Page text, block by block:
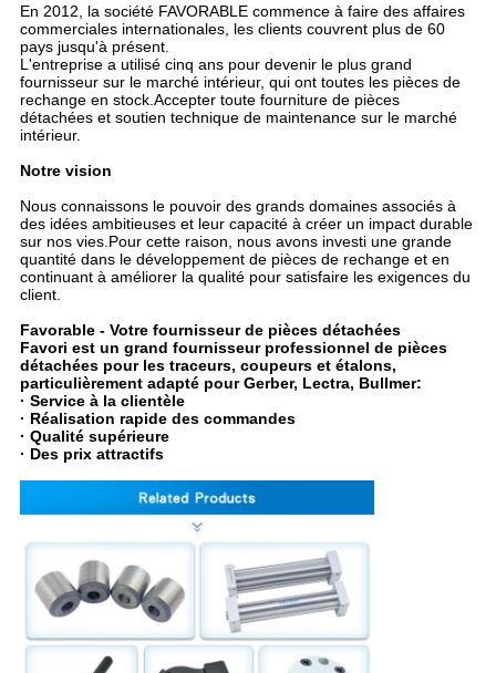
En 2012, la société FAVORABLE commence à faire des affaires
commerciales internationales, les clients couvrent plus de 60
pays jusqu'à présent.
L'entreprise a utilisé cinq ans pour devenir le plus grand
fournisseur sur le marché intérieur, qui ont toutes les pièces de
rechange en stock.Accepter toute fourniture de pièces
détachées et soutien technique de maintenance sur le marché
intérieur.
Notre vision
Nous connaissons le pouvoir des grands domaines associés à
des idées ambitieuses et leur capacité à créer un impact durable
sur nos vies.Pour cette raison, nous avons investi une grande
quantité dans le développement de pièces de rechange et en
continuant à améliorer la qualité pour satisfaire les exigences du
client.
Favorable - Votre fournisseur de pièces détachées
Favori est un grand fournisseur professionnel de pièces
détachées pour les traceurs, coupeurs et étalons,
particulièrement adapté pour Gerber, Lectra, Bullmer:
· Service à la clientèle
· Réalisation rapide des commandes
· Qualité supérieure
· Des prix attractifs